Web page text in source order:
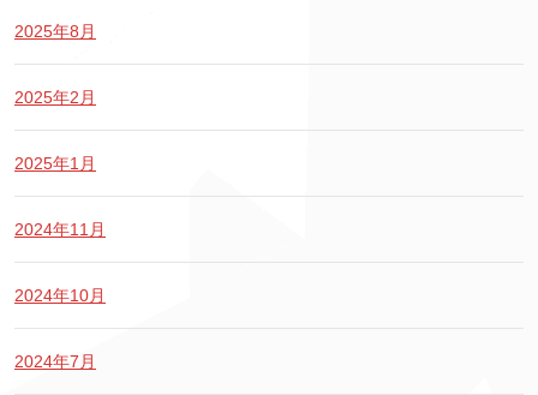
2025年8月
2025年2月
2025年1月
2024年11月
2024年10月
2024年7月